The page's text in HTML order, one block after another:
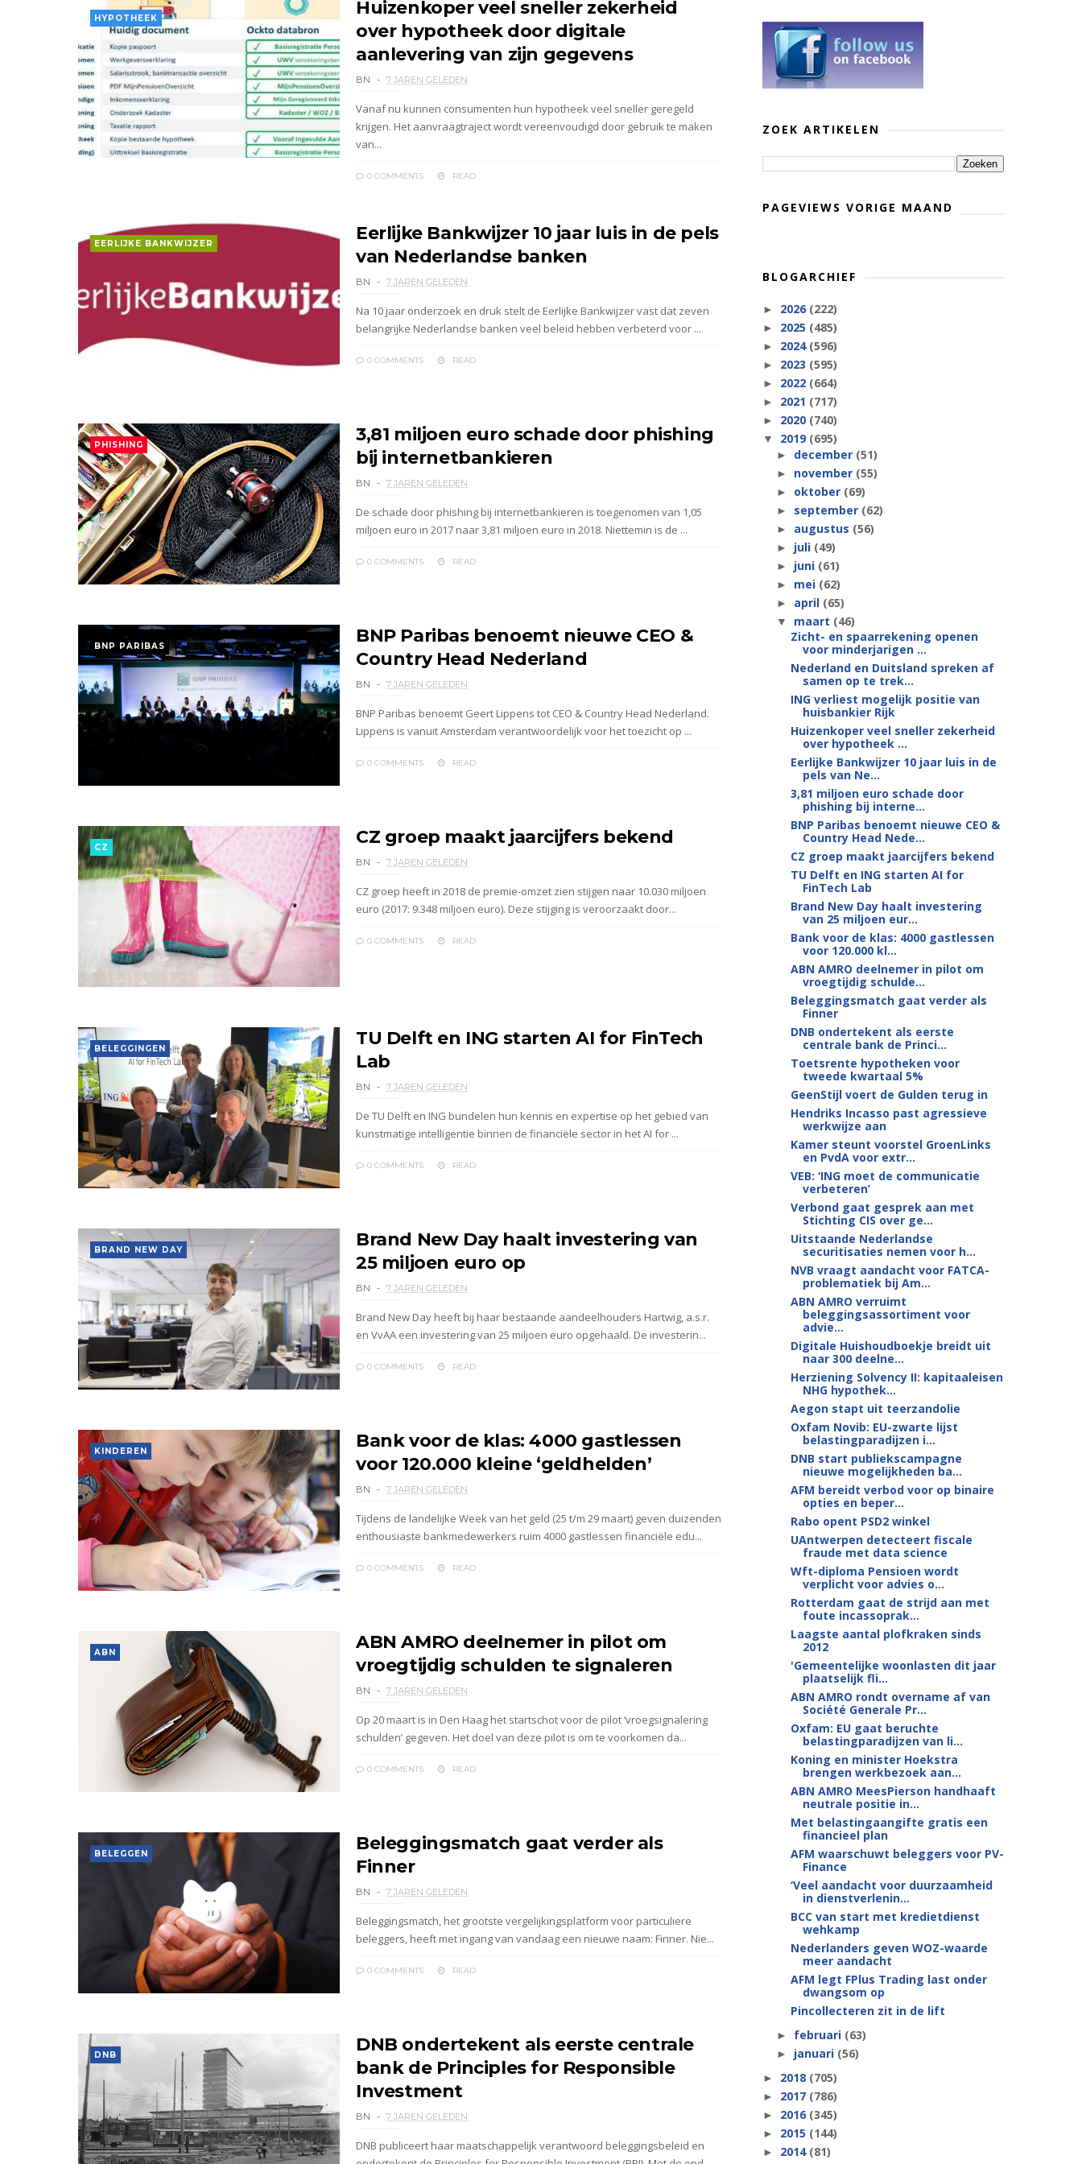
HYPOTHEEK
Huizenkoper veel sneller zekerheid
over hypotheek door digitale
aanlevering van zijn gegevens
BN 7 JAREN GELEDEN
Vanaf nu kunnen consumenten hun hypotheek veel sneller geregeld
krijgen. Het aanvraagtraject wordt vereenvoudigd door gebruik te maken
van...
0 COMMENTS READ
EERLIJKE BANKWIJZER
Eerlijke Bankwijzer 10 jaar luis in de pels
van Nederlandse banken
BN 7 JAREN GELEDEN
Na 10 jaar onderzoek en druk stelt de Eerlijke Bankwijzer vast dat zeven
belangrijke Nederlandse banken veel beleid hebben verbeterd voor ...
0 COMMENTS READ
PHISHING
3,81 miljoen euro schade door phishing
bij internetbankieren
BN 7 JAREN GELEDEN
De schade door phishing bij internetbankieren is toegenomen van 1,05
miljoen euro in 2017 naar 3,81 miljoen euro in 2018. Niettemin is de ...
0 COMMENTS READ
BNP PARIBAS
BNP Paribas benoemt nieuwe CEO &
Country Head Nederland
BN 7 JAREN GELEDEN
BNP Paribas benoemt Geert Lippens tot CEO & Country Head Nederland.
Lippens is vanuit Amsterdam verantwoordelijk voor het toezicht op ...
0 COMMENTS READ
CZ CZ groep maakt jaarcijfers bekend
BN 7 JAREN GELEDEN
CZ groep heeft in 2018 de premie-omzet zien stijgen naar 10.030 miljoen
euro (2017: 9.348 miljoen euro). Deze stijging is veroorzaakt door...
0 COMMENTS READ
BELEGGINGEN
TU Delft en ING starten AI for FinTech
Lab
BN 7 JAREN GELEDEN
De TU Delft en ING bundelen hun kennis en expertise op het gebied van
kunstmatige intelligentie binnen de financiële sector in het AI for ...
0 COMMENTS READ
BRAND NEW DAY
Brand New Day haalt investering van
25 miljoen euro op
BN 7 JAREN GELEDEN
Brand New Day heeft bij haar bestaande aandeelhouders Hartwig, a.s.r.
en VvAA een investering van 25 miljoen euro opgehaald. De investerin...
0 COMMENTS READ
KINDEREN
Bank voor de klas: 4000 gastlessen
voor 120.000 kleine ‘geldhelden’
BN 7 JAREN GELEDEN
Tijdens de landelijke Week van het geld (25 t/m 29 maart) geven duizenden
enthousiaste bankmedewerkers ruim 4000 gastlessen financiële edu...
0 COMMENTS READ
ABN
ABN AMRO deelnemer in pilot om
vroegtijdig schulden te signaleren
BN 7 JAREN GELEDEN
Op 20 maart is in Den Haag het startschot voor de pilot ‘vroegsignalering
schulden’ gegeven. Het doel van deze pilot is om te voorkomen da...
0 COMMENTS READ
BELEGGEN
Beleggingsmatch gaat verder als
Finner
BN 7 JAREN GELEDEN
Beleggingsmatch, het grootste vergelijkingsplatform voor particuliere
beleggers, heeft met ingang van vandaag een nieuwe naam: Finner. Nie...
0 COMMENTS READ
DNB
DNB ondertekent als eerste centrale
bank de Principles for Responsible
Investment
BN 7 JAREN GELEDEN
DNB publiceert haar maatschappelijk verantwoord beleggingsbeleid en
ZOEK ARTIKELEN
PAGEVIEWS VORIGE MAAND
BLOGARCHIEF
► 2026 (222)
► 2025 (485)
► 2024 (596)
► 2023 (595)
► 2022 (664)
► 2021 (717)
► 2020 (740)
▼ 2019 (695)
► december (51)
► november (55)
► oktober (69)
► september (62)
► augustus (56)
► juli (49)
► juni (61)
► mei (62)
► april (65)
▼ maart (46)
Zicht- en spaarrekening openen
voor minderjarigen ...
Nederland en Duitsland spreken af
samen op te trek...
ING verliest mogelijk positie van
huisbankier Rijk
Huizenkoper veel sneller zekerheid
over hypotheek ...
Eerlijke Bankwijzer 10 jaar luis in de
pels van Ne...
3,81 miljoen euro schade door
phishing bij interne...
BNP Paribas benoemt nieuwe CEO &
Country Head Nede...
CZ groep maakt jaarcijfers bekend
TU Delft en ING starten AI for
FinTech Lab
Brand New Day haalt investering
van 25 miljoen eur...
Bank voor de klas: 4000 gastlessen
voor 120.000 kl...
ABN AMRO deelnemer in pilot om
vroegtijdig schulde...
Beleggingsmatch gaat verder als
Finner
DNB ondertekent als eerste
centrale bank de Princi...
Toetsrente hypotheken voor
tweede kwartaal 5%
GeenStijl voert de Gulden terug in
Hendriks Incasso past agressieve
werkwijze aan
Kamer steunt voorstel GroenLinks
en PvdA voor extr...
VEB: ‘ING moet de communicatie
verbeteren’
Verbond gaat gesprek aan met
Stichting CIS over ge...
Uitstaande Nederlandse
securitisaties nemen voor h...
NVB vraagt aandacht voor FATCA-
problematiek bij Am...
ABN AMRO verruimt
beleggingsassortiment voor
advie...
Digitale Huishoudboekje breidt uit
naar 300 deelne...
Herziening Solvency II: kapitaaleisen
NHG hypothek...
Aegon stapt uit teerzandolie
Oxfam Novib: EU-zwarte lijst
belastingparadijzen i...
DNB start publiekscampagne
nieuwe mogelijkheden ba...
AFM bereidt verbod voor op binaire
opties en beper...
Rabo opent PSD2 winkel
UAntwerpen detecteert fiscale
fraude met data science
Wft-diploma Pensioen wordt
verplicht voor advies o...
Rotterdam gaat de strijd aan met
foute incassoprak...
Laagste aantal plofkraken sinds
2012
'Gemeentelijke woonlasten dit jaar
plaatselijk fli...
ABN AMRO rondt overname af van
Société Generale Pr...
Oxfam: EU gaat beruchte
belastingparadijzen van li...
Koning en minister Hoekstra
brengen werkbezoek aan...
ABN AMRO MeesPierson handhaaft
neutrale positie in...
Met belastingaangifte gratis een
financieel plan
AFM waarschuwt beleggers voor PV-
Finance
‘Veel aandacht voor duurzaamheid
in dienstverlenin...
BCC van start met kredietdienst
wehkamp
Nederlanders geven WOZ-waarde
meer aandacht
AFM legt FPlus Trading last onder
dwangsom op
Pincollecteren zit in de lift
► februari (63)
► januari (56)
► 2018 (705)
► 2017 (786)
► 2016 (345)
► 2015 (144)
► 2014 (81)